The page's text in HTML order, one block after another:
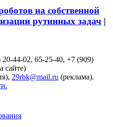
на собственной
рутинных задач |
44-02, 65-25-40, +7 (909)
сайте)
29rbk@mail.ru (реклама).